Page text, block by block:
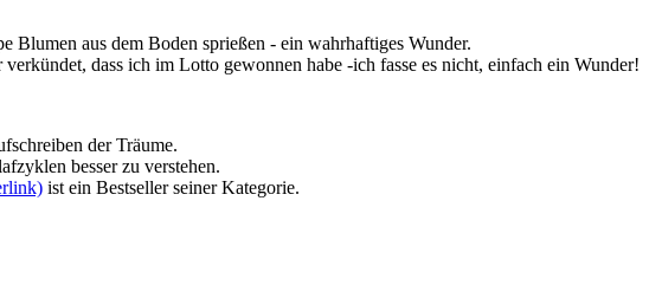
Blumen aus dem Boden sprießen - ein wahrhaftiges Wunder.
dass ich im Lotto gewonnen habe -ich fasse es nicht, einfach ein Wunder!
der Träume.
besser zu verstehen.
ist ein Bestseller seiner Kategorie.